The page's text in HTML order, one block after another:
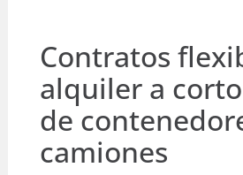
Contratos
alquiler a
de
camiones